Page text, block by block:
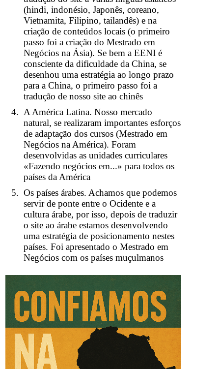
(hindi, indonésio, Japonês, coreano,
Vietnamita, Filipino, tailandês) e na
criação de conteúdos locais (o primeiro
passo foi a criação do Mestrado em
Negócios na Ásia). Se bem a EENI é
consciente da dificuldade da China, se
desenhou uma estratégia ao longo prazo
para a China, o primeiro passo foi a
tradução de nosso site ao chinês
A América Latina. Nosso mercado
natural, se realizaram importantes esforços
de adaptação dos cursos (Mestrado em
Negócios na América). Foram
desenvolvidas as unidades curriculares
«Fazendo negócios em...» para todos os
países da América
Os países árabes. Achamos que podemos
servir de ponte entre o Ocidente e a
cultura árabe, por isso, depois de traduzir
o site ao árabe estamos desenvolvendo
uma estratégia de posicionamento nestes
países. Foi apresentado o Mestrado em
Negócios com os países muçulmanos